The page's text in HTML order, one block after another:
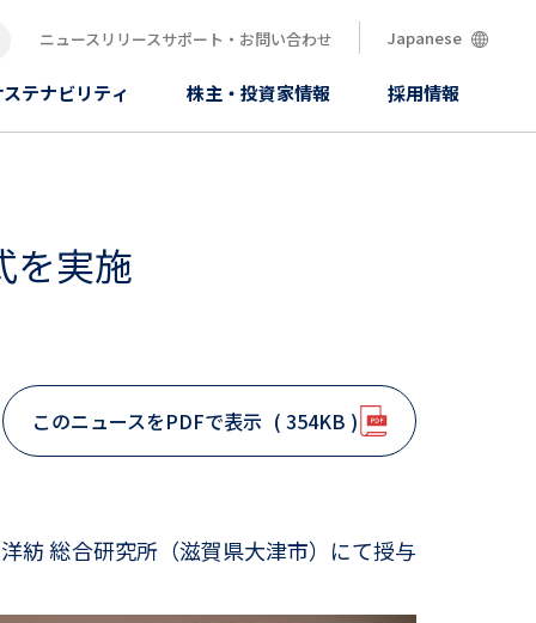
Japanese
テナビリティ 株主・投資家情報 採用情報
ニュースリリースサポート・お問い合わせ
を実施
このニュースをPDFで表示 ( 354KB )
紡 総合研究所（滋賀県大津市）にて授与